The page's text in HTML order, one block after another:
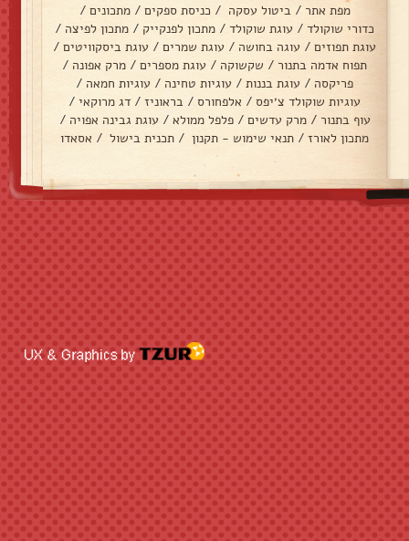
מפת אתר / ביטול עסקה / כניסת ספקים / מתכונים /
כדורי שוקולד / עוגת שוקולד / מתכון לפנקייק / מתכון לפיצה /
עוגת תפוזים / עוגה בחושה / עוגת שמרים / עוגת ביסקוויטים /
תפוח אדמה בתנור / שקשוקה / עוגת מספרים / מרק אפונה /
פריקסה / עוגת בננות / עוגיות טחינה / עוגיות חמאה /
עוגיות שוקולד צ׳יפס / אלפחורס / בראוניז / דג מרוקאי /
עוף בתנור / מרק עדשים / פלפל ממולא / עוגת גבינה אפויה /
מתכון לאורז / תנאי שימוש - תקנון / תכנית בישול / אסאדו